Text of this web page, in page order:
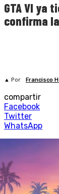
GTA VI ya
confirma
▲ Por Francisco
compartir
Facebook
Twitter
WhatsApp